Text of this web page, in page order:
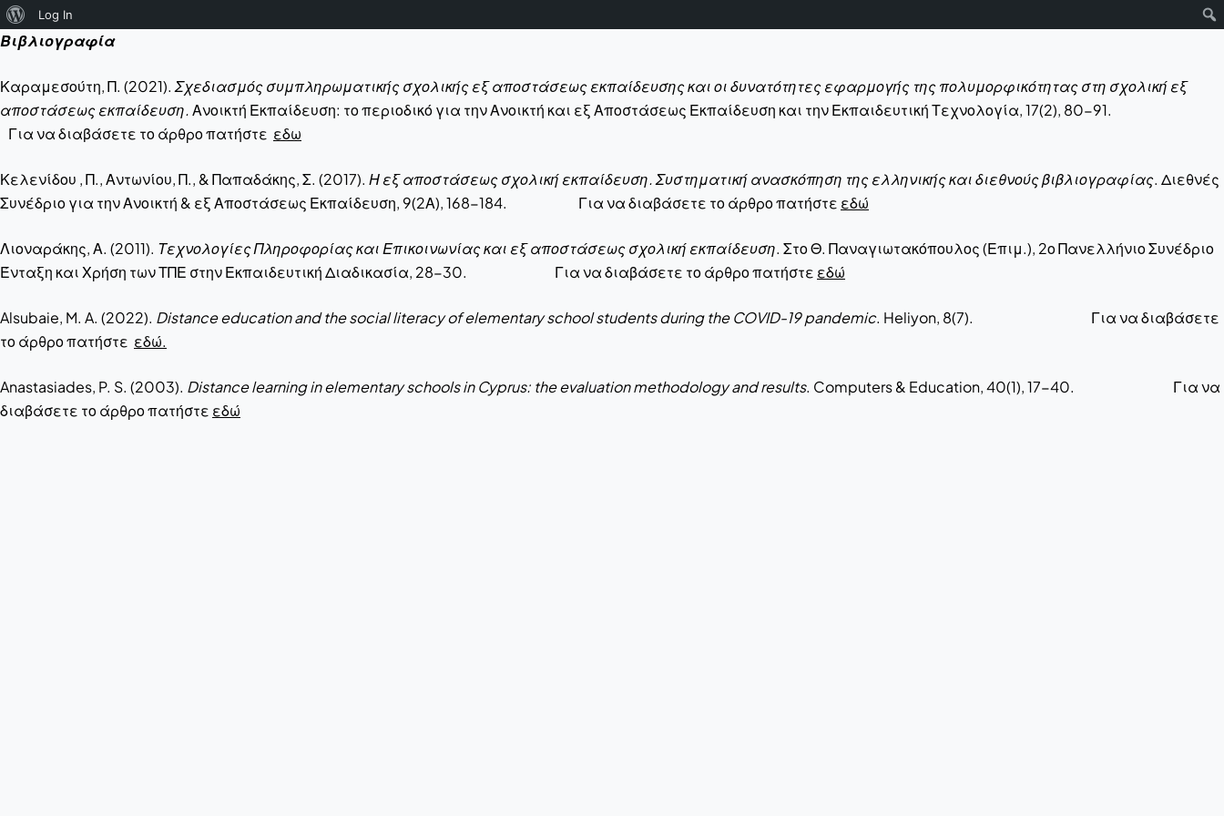
About
WordPress
Log In
Βιβλιογραφία
Καραμεσούτη, Π. (2021). Σχεδιασμός συμπληρωματικής σχολικής εξ αποστάσεως εκπαίδευσης και οι δυνατότητες εφαρμογής της πολυμορφικότητας στη σχολική εξ
αποστάσεως εκπαίδευση.Ανοικτή Εκπαίδευση: το περιοδικό για την Ανοικτή και εξ Αποστάσεως Εκπαίδευση και την Εκπαιδευτική Τεχνολογία, 17(2), 80-91.
Για να διαβάσετε το άρθρο πατήστε εδω
Κελενίδου , Π., Αντωνίου, Π., & Παπαδάκης, Σ. (2017). Η εξ αποστάσεως σχολική εκπαίδευση. Συστηματική ανασκόπηση της ελληνικής και διεθνούς βιβλιογραφίας. Διεθνές
Συνέδριο για την Ανοικτή & εξ Αποστάσεως Εκπαίδευση, 9(2Α), 168-184. Για να διαβάσετε το άρθρο πατήστε εδώ
Λιοναράκης, Α. (2011). Τεχνολογίες Πληροφορίας και Επικοινωνίας και εξ αποστάσεως σχολική εκπαίδευση. Στο Θ. Παναγιωτακόπουλος (Επιμ.), 2ο Πανελλήνιο Συνέδριο
Ένταξη και Χρήση των ΤΠΕ στην Εκπαιδευτική Διαδικασία, 28-30. Για να διαβάσετε το άρθρο πατήστε εδώ
Alsubaie, M. A. (2022). Distance education and the social literacy of elementary school students during the COVID-19 pandemic. Heliyon, 8(7). Για να διαβάσετε
το άρθρο πατήστε εδώ.
Anastasiades, P. S. (2003). Distance learning in elementary schools in Cyprus: the evaluation methodology and results. Computers & Education, 40(1), 17-40. Για να
διαβάσετε το άρθρο πατήστε εδώ